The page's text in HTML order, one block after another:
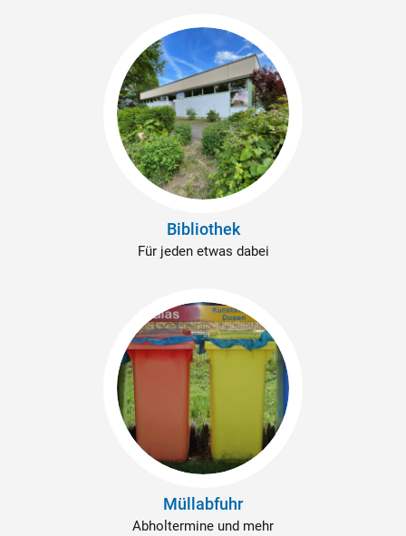
Bibliothek
Für jeden etwas dabei
Müllabfuhr
Abholtermine und mehr